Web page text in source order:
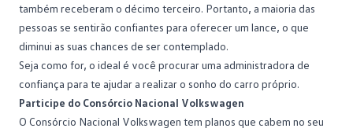
também receberam o décimo terceiro. Portanto, a maioria das
pessoas se sentirão confiantes para oferecer um lance, o que
diminui as suas chances de ser contemplado.
Seja como for, o ideal é você procurar uma administradora de
confiança para te ajudar a realizar o sonho do carro próprio.
Participe do Consórcio Nacional Volkswagen
O Consórcio Nacional Volkswagen tem planos que cabem no seu